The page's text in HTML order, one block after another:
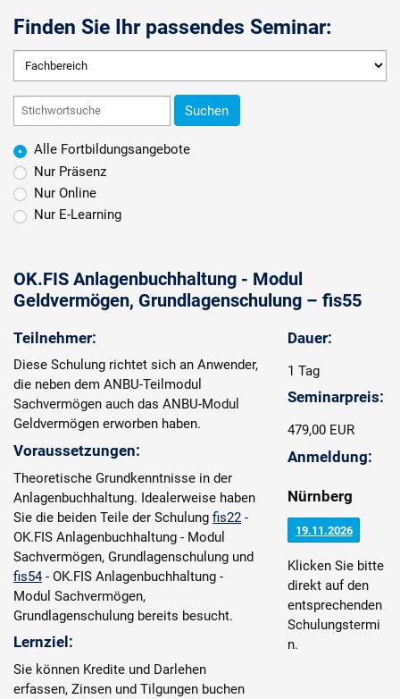
Finden Sie Ihr passendes Seminar:
Suchen
Alle Fortbildungsangebote
Nur Präsenz
Nur Online
Nur E-Learning
OK.FIS Anlagenbuchhaltung - Modul
Geldvermögen, Grundlagenschulung – fis55
Teilnehmer:
Diese Schulung richtet sich an Anwender,
die neben dem ANBU-Teilmodul
Sachvermögen auch das ANBU-Modul
Geldvermögen erworben haben.
Voraussetzungen:
Theoretische Grundkenntnisse in der
Anlagenbuchhaltung. Idealerweise haben
Sie die beiden Teile der Schulung fis22 -
OK.FIS Anlagenbuchhaltung - Modul
Sachvermögen, Grundlagenschulung und
fis54 - OK.FIS Anlagenbuchhaltung -
Modul Sachvermögen,
Grundlagenschulung bereits besucht.
Lernziel:
Sie können Kredite und Darlehen
erfassen, Zinsen und Tilgungen buchen
Dauer:
1 Tag
Seminarpreis:
479,00 EUR
Anmeldung:
Nürnberg
19.11.2026
Klicken Sie bitte
direkt auf den
entsprechenden
Schulungstermi
n.